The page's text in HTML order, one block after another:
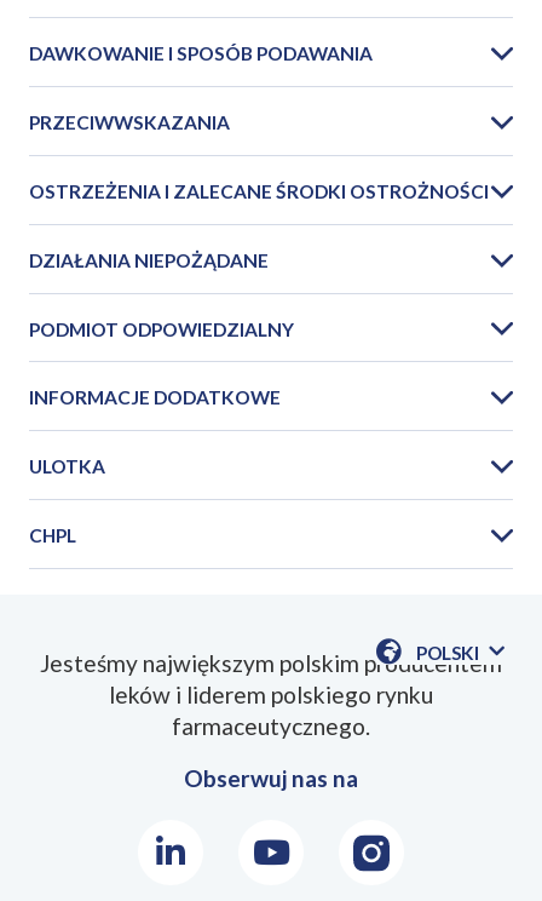
DAWKOWANIE I SPOSÓB PODAWANIA
PRZECIWWSKAZANIA
OSTRZEŻENIA I ZALECANE ŚRODKI OSTROŻNOŚCI
DZIAŁANIA NIEPOŻĄDANE
PODMIOT ODPOWIEDZIALNY
INFORMACJE DODATKOWE
ULOTKA
CHPL
POLSKI
POKAŻ
Jesteśmy największym polskim producentem
leków i liderem polskiego rynku
farmaceutycznego.
Obserwuj nas na
LinkedInYoutubeInstagram